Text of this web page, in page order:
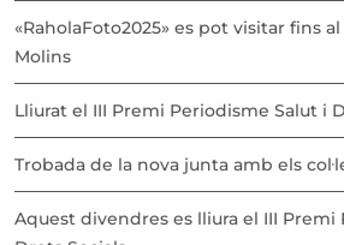
«RaholaFoto2025» es pot visitar fins
Molins
Lliurat el III Premi Periodisme Salut i
Trobada de la nova junta amb els
Aquest divendres es lliura el III Premi